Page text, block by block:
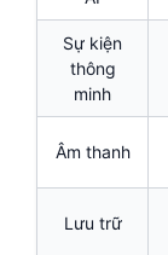
Sự kiện
thông
minh
Âm thanh
Lưu trữ